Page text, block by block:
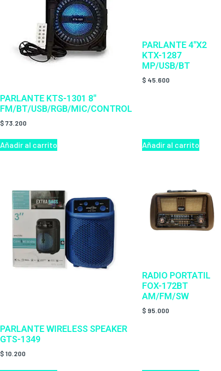
PARLANTE KTS-1301 8″
FM/BT/USB/RGB/MIC/CONTROL
$73.200
Añadir al carrito
PARLANTE 4″X2
KTX-1287
MP/USB/BT
$ 45.600
Añadir al carrito
PARLANTE WIRELESS SPEAKER
GTS-1349
$10.200
RADIO PORTATIL
FOX-172BT
AM/FM/SW
$ 95.000